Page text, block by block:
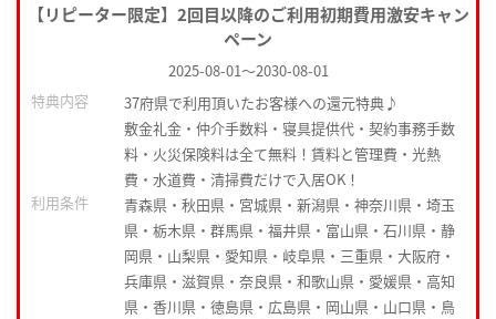
【リピーター限定】2回目以降のご利用初期費用激安キャン
ペーン
2025-08-01～2030-08-01
特典内容
37府県で利用頂いたお客様への還元特典♪
敷金礼金・仲介手数料・寝具提供代・契約事務手数
料・火災保険料は全て無料！賃料と管理費・光熱
費・水道費・清掃費だけで入居OK！
利用条件
青森県・秋田県・宮城県・新潟県・神奈川県・埼玉
県・栃木県・群馬県・福井県・富山県・石川県・静
岡県・山梨県・愛知県・岐阜県・三重県・大阪府・
兵庫県・滋賀県・奈良県・和歌山県・愛媛県・高知
県・香川県・徳島県・広島県・岡山県・山口県・鳥